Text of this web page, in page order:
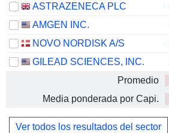
ASTRAZENECA PLC
AMGEN INC.
NOVO NORDISK A/S
GILEAD SCIENCES, INC.
Promedio
Media ponderada por Capi.
Ver todos los resultados del sector